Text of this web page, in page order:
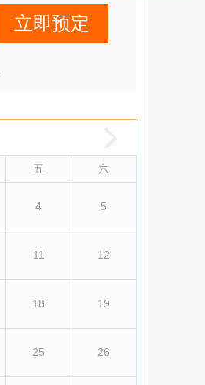
立即预定
五 六
4 5
11 12
18 19
25 26